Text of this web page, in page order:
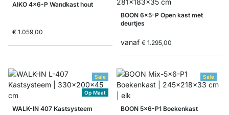
AIKO 4x6-P Wandkast hout
€ 1.059,00
BOON 6x5-P Open kast met
deurtjes
vanaf € 1.295,00
Sale
Op Maat
WALK-IN 407 Kastsysteem
Sale
BOON 5x6-P1 Boekenkast